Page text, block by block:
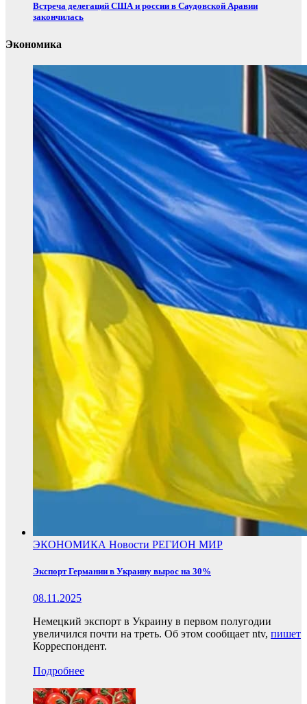
Встреча делегаций США и россии в Саудовской Аравии
закончилась
Экономика
ЭКОНОМИКА Новости РЕГИОН МИР
Экспорт Германии в Украину вырос на 30%
08.11.2025
Немецкий экспорт в Украину в первом полугодии
увеличился почти на треть. Об этом сообщает ntv, пишет
Корреспондент.
Подробнее